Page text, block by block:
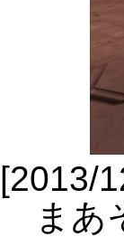
[2013/
まあ